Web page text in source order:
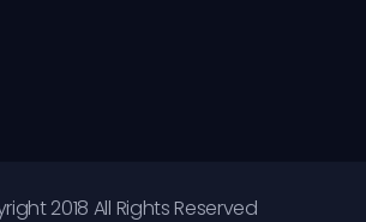
2018 All Rights Reserved